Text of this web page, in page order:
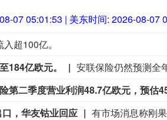
07 05:01:54 | 美东时间: 2026-08-07
超100亿。
184亿欧元。
二季度营业利润48.7亿欧元，预估
，华友钴业回应